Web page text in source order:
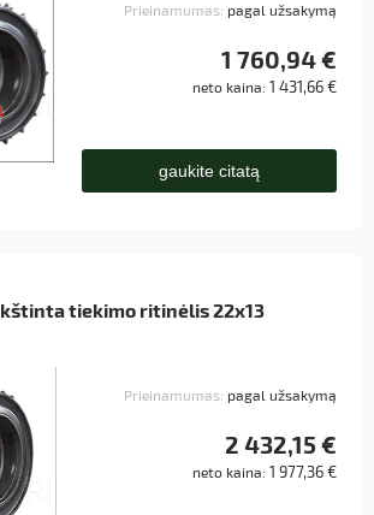
Prieinamumas: pagal užsakymą
1 760,94 €
neto kaina: 1 431,66 €
gaukite citatą
tiekimo ritinėlis 22x13
Prieinamumas: pagal užsakymą
2 432,15 €
neto kaina: 1 977,36 €